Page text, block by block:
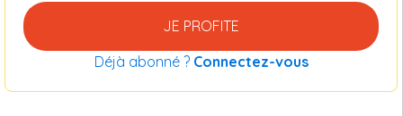
JE PROFITE
Déjà abonné ? Connectez-vous